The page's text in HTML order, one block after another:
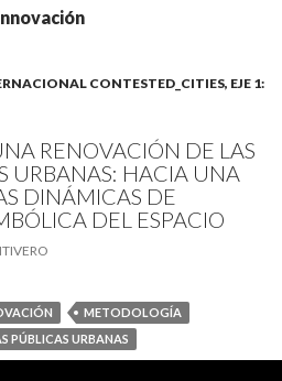
CONTESTED_CITIES, EJE 1:
RENOVACIÓN DE LAS
URBANAS: HACIA UNA
DINÁMICAS DE
DEL ESPACIO
METODOLOGÍA
PÚBLICAS URBANAS